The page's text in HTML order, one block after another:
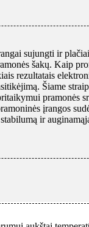
sujungti ir
šakų. Kaip
rezultatais
Šiame
pramonės
įrangos
ir